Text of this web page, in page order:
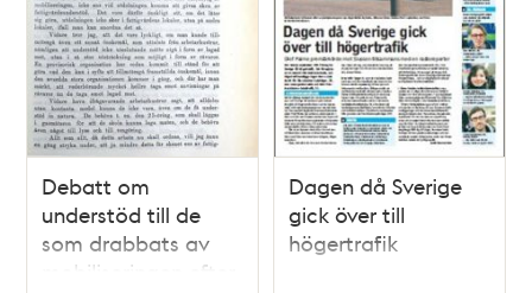
Debatt om
understöd till de
som drabbats av
mobiliseringen efter
Dagen då Sverige
gick över till
högertrafik